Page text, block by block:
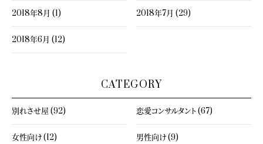
2018年8月 (1) 2018年7月 (29)
2018年6月 (12)
CATEGORY
別れさせ屋 (92) 恋愛コンサルタント (67)
女性向け (12) 男性向け (9)